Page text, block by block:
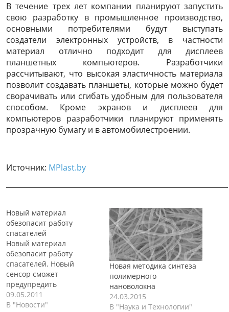
В течение трех лет компании планируют запустить
свою разработку в промышленное производство,
основными потребителями будут выступать
создатели электронных устройств, в частности
материал отлично подходит для дисплеев
планшетных компьютеров. Разработчики
рассчитывают, что высокая эластичность материала
позволит создавать планшеты, которые можно будет
сворачивать или сгибать удобным для пользователя
способом. Кроме экранов и дисплеев для
компьютеров разработчики планируют применять
прозрачную бумагу и в автомобилестроении.
Источник: MPlast.by
Новый материал
обезопасит работу
спасателей
Новый материал
обезопасит работу
спасателей. Новый
сенсор сможет
предупредить
спасателей, работающих
в зоне чрезвычайной
09.05.2011
В "Новости"
Новая методика синтеза
полимерного
нановолокна
24.03.2015
В "Наука и Технологии"